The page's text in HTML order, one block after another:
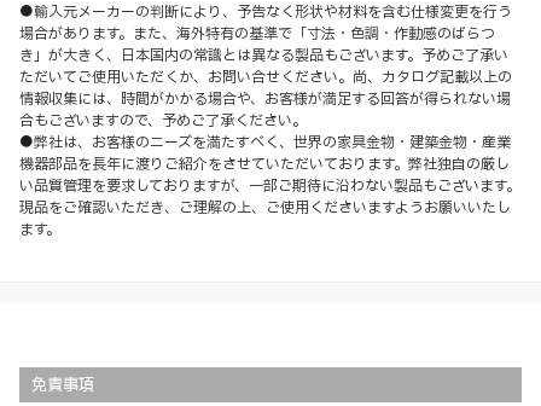
●輸入元メーカーの判断により、予告なく形状や材料を含む仕様変更を行う
場合があります。また、海外特有の基準で「寸法・色調・作動感のばらつ
き」が大きく、日本国内の常識とは異なる製品もございます。予めご了承い
ただいてご使用いただくか、お問い合せください。尚、カタログ記載以上の
情報収集には、時間がかかる場合や、お客様が満足する回答が得られない場
合もございますので、予めご了承ください。
●弊社は、お客様のニーズを満たすべく、世界の家具金物・建築金物・産業
機器部品を長年に渡りご紹介をさせていただいております。弊社独自の厳し
い品質管理を要求しておりますが、一部ご期待に沿わない製品もございます。
現品をご確認いただき、ご理解の上、ご使用くださいますようお願いいたし
ます。
免責事項